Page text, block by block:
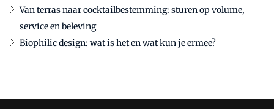
Van terras naar cocktailbestemming: sturen op volume,
service en beleving
Biophilic design: wat is het en wat kun je ermee?